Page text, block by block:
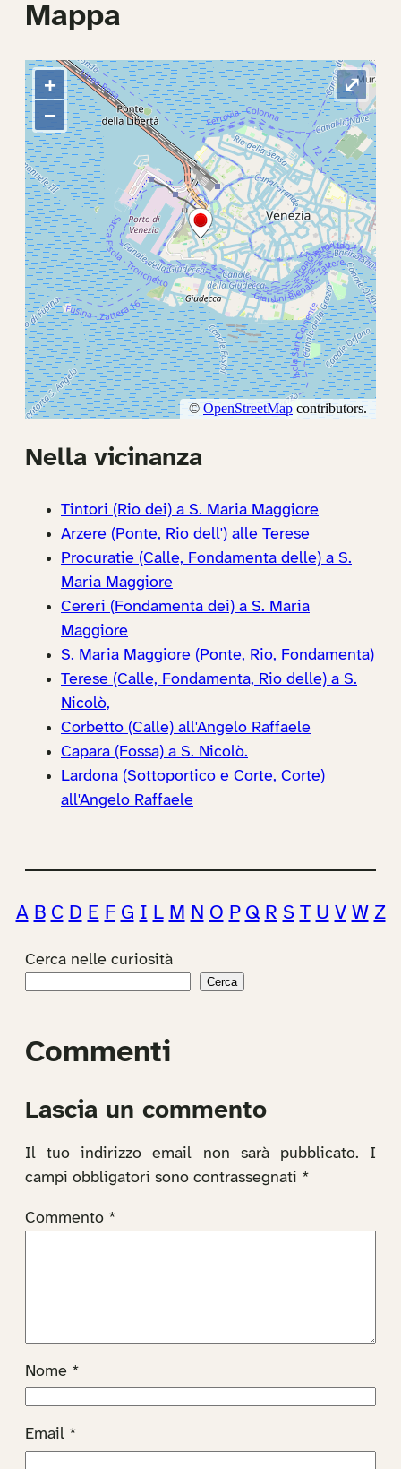
Mappa
Nella vicinanza
Tintori (Rio dei) a S. Maria Maggiore
Arzere (Ponte, Rio dell') alle Terese
Procuratie (Calle, Fondamenta delle) a S.
Maria Maggiore
Cereri (Fondamenta dei) a S. Maria
Maggiore
S. Maria Maggiore (Ponte, Rio, Fondamenta)
Terese (Calle, Fondamenta, Rio delle) a S.
Nicolò,
Corbetto (Calle) all'Angelo Raffaele
Capara (Fossa) a S. Nicolò.
Lardona (Sottoportico e Corte, Corte)
all'Angelo Raffaele
A B C D E F G I L M N O P Q R S T U V W Z
Cerca nelle curiosità
Cerca
Commenti
Lascia un commento
Il tuo indirizzo email non sarà pubblicato.
I
campi obbligatori sono contrassegnati *
Commento *
Nome *
Email *